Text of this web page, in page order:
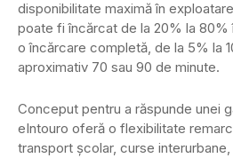
disponibilitate maximă în
poate fi încărcat de la 20% la 80%
o încărcare completă, de la 5% la
aproximativ 70 sau 90 de minute.
Conceput pentru a răspunde unei
eIntouro oferă o flexibilitate
transport școlar, curse